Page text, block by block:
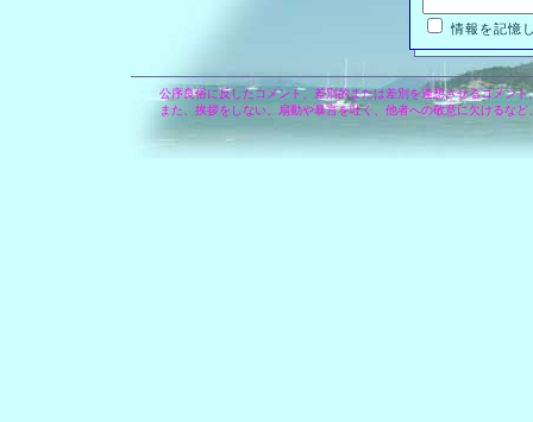
情報を記憶
公序良俗に反したコメント、差別的または差別を連想させるコメン
また、挨拶をしない、扇動や暴言を吐く、他者への敬意に欠けるな